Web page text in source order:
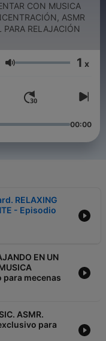
CON MUSICA
ASMR
Volume 1 x
00:00
RELAXING
- Episodio
EN UN
para mecenas
ASMR.
para